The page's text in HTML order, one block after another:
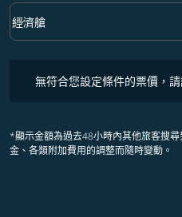
艙等 option 經濟艙 Selected
經濟艙
keyboard_arrow_down
無符合您設定條件的票價，請
*顯示金額為過去48小時內其他旅客搜
金、各類附加費用的調整而隨時變動。